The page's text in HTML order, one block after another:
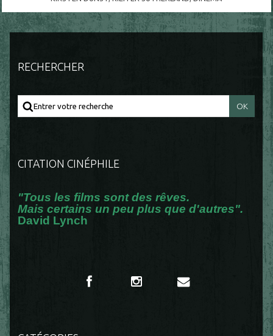
RECHERCHER
CITATION CINÉPHILE
"Tous les films sont des rêves.
Mais certains un peu plus que d'autres".
David Lynch